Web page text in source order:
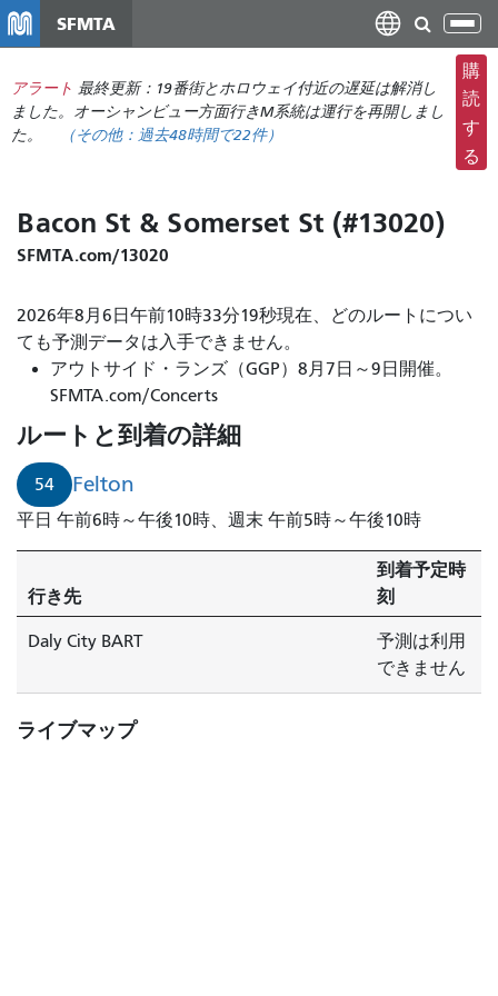
コ
ン
テ
に
SFMTA
ナ
ビ
ゲ
ー
シ
ョ
替
アラート 最終更新：19番街とホロウェイ付近の遅延は解消し
ました。オーシャンビュー方面行きM系統は運行を再開しまし
た。
（その他： 過去48時間で22件）
購
読
す
る
Bacon St & Somerset St (#13020)
SFMTA.com/13020
2026年8月6日午前10時33分19秒現在、どのルートについ
ても予測データは入手できません。
アウトサイド・ランズ（GGP）8月7日～9日開催。
SFMTA.com/Concerts
ルートと到着の詳細
54 Felton
平日 午前6時～午後10時、週末 午前5時～午後10時
行き先
到着予定時
刻
Daly City BART
予測は利用
できません
ライブマップ